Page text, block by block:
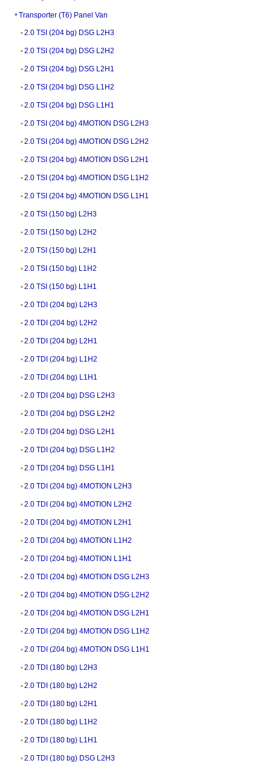
Transporter (T6) Panel Van
2.0 TSI (204 bg) DSG L2H3
2.0 TSI (204 bg) DSG L2H2
2.0 TSI (204 bg) DSG L2H1
2.0 TSI (204 bg) DSG L1H2
2.0 TSI (204 bg) DSG L1H1
2.0 TSI (204 bg) 4MOTION DSG L2H3
2.0 TSI (204 bg) 4MOTION DSG L2H2
2.0 TSI (204 bg) 4MOTION DSG L2H1
2.0 TSI (204 bg) 4MOTION DSG L1H2
2.0 TSI (204 bg) 4MOTION DSG L1H1
2.0 TSI (150 bg) L2H3
2.0 TSI (150 bg) L2H2
2.0 TSI (150 bg) L2H1
2.0 TSI (150 bg) L1H2
2.0 TSI (150 bg) L1H1
2.0 TDI (204 bg) L2H3
2.0 TDI (204 bg) L2H2
2.0 TDI (204 bg) L2H1
2.0 TDI (204 bg) L1H2
2.0 TDI (204 bg) L1H1
2.0 TDI (204 bg) DSG L2H3
2.0 TDI (204 bg) DSG L2H2
2.0 TDI (204 bg) DSG L2H1
2.0 TDI (204 bg) DSG L1H2
2.0 TDI (204 bg) DSG L1H1
2.0 TDI (204 bg) 4MOTION L2H3
2.0 TDI (204 bg) 4MOTION L2H2
2.0 TDI (204 bg) 4MOTION L2H1
2.0 TDI (204 bg) 4MOTION L1H2
2.0 TDI (204 bg) 4MOTION L1H1
2.0 TDI (204 bg) 4MOTION DSG L2H3
2.0 TDI (204 bg) 4MOTION DSG L2H2
2.0 TDI (204 bg) 4MOTION DSG L2H1
2.0 TDI (204 bg) 4MOTION DSG L1H2
2.0 TDI (204 bg) 4MOTION DSG L1H1
2.0 TDI (180 bg) L2H3
2.0 TDI (180 bg) L2H2
2.0 TDI (180 bg) L2H1
2.0 TDI (180 bg) L1H2
2.0 TDI (180 bg) L1H1
2.0 TDI (180 bg) DSG L2H3